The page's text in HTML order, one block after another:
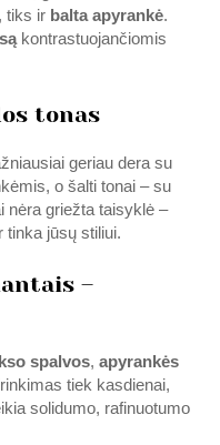
tiks ir balta apyrankė.
kontrastuojančiomis
tonas
geriau dera su
o šalti tonai – su
nėra griežta taisyklė –
tinka jūsų stiliui.
–
spalvos,apyrankės
tiek kasdienai,
solidumo, rafinuotumo